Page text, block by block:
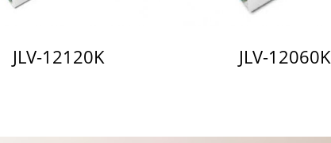
JLV-12120K JLV-12060K